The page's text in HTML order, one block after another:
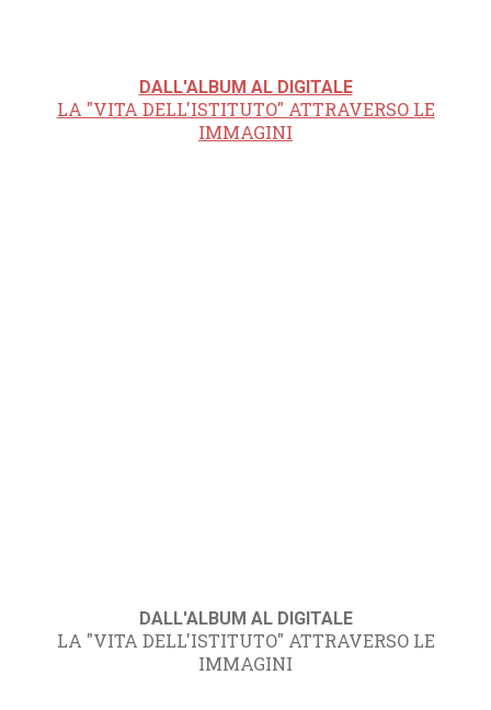
DALL'ALBUM AL DIGITALE
LA "VITA DELL'ISTITUTO" ATTRAVERSO LE
IMMAGINI
DALL'ALBUM AL DIGITALE
LA "VITA DELL'ISTITUTO" ATTRAVERSO LE
IMMAGINI